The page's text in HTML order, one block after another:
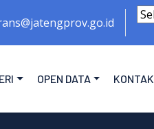
OPEN DATA KONTAK